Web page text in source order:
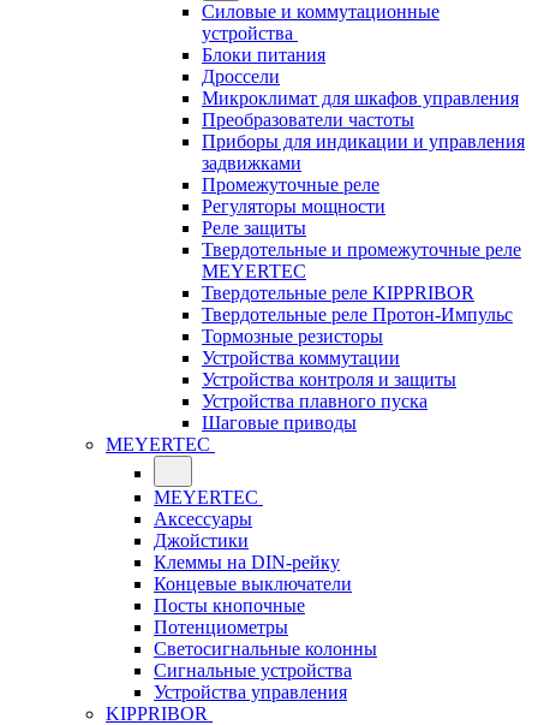
Силовые и коммутационные
устройства
Блоки питания
Дроссели
Микроклимат для шкафов управления
Преобразователи частоты
Приборы для индикации и управления
задвижками
Промежуточные реле
Регуляторы мощности
Реле защиты
Твердотельные и промежуточные реле
MEYERTEC
Твердотельные реле KIPPRIBOR
Твердотельные реле Протон-Импульс
Тормозные резисторы
Устройства коммутации
Устройства контроля и защиты
Устройства плавного пуска
Шаговые приводы
MEYERTEC
MEYERTEC
Аксессуары
Джойстики
Клеммы на DIN-рейку
Концевые выключатели
Посты кнопочные
Потенциометры
Светосигнальные колонны
Сигнальные устройства
Устройства управления
KIPPRIBOR